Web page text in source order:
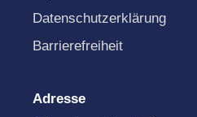
Datenschutzerklärung
Barrierefreiheit
Adresse